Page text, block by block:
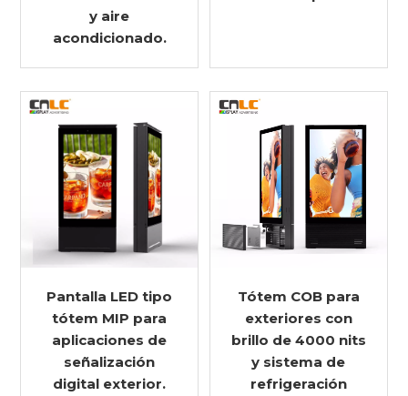
y aire
acondicionado.
Pantalla LED tipo
tótem MIP para
aplicaciones de
señalización
digital exterior.
Tótem COB para
exteriores con
brillo de 4000 nits
y sistema de
refrigeración